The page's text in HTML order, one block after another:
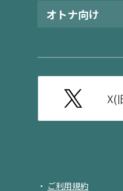
オトナ向け
X(
ご利用規約